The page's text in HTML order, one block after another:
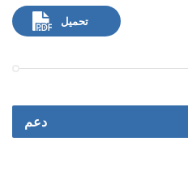
تحميل
دعم